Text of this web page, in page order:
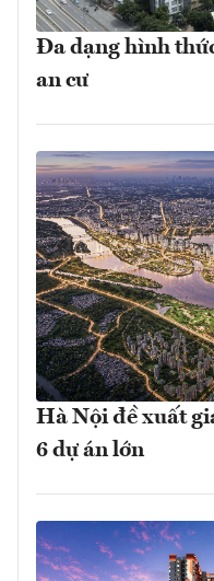
Đa dạng hình
an cư
Hà Nội đề xuất
6 dự án lớn